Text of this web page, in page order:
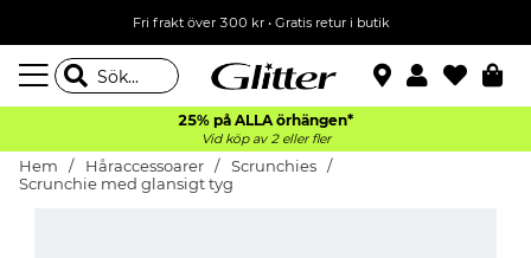
Fri frakt över 300 kr• Gratis retur i butik
25% på ALLA örhängen*
Vid köp av 2 eller fler
Hem Håraccessoarer
Scrunchies
Scrunchie med glansigt tyg